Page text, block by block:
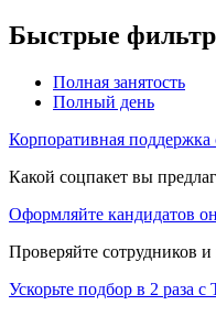
Быстрые
Полная занятость
Полный день
Корпоративная поддержка
Какой соцпакет вы
Оформляйте кандидатов
Проверяйте сотрудников
Ускорьте подбор в 2 раза с